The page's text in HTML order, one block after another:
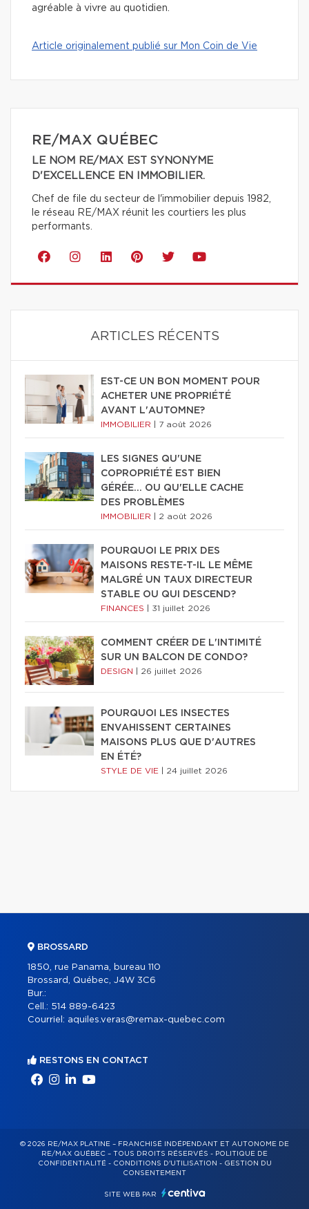
agréable à vivre au quotidien.
Article originalement publié sur Mon Coin de Vie
RE/MAX QUÉBEC
LE NOM RE/MAX EST SYNONYME
D'EXCELLENCE EN IMMOBILIER.
Chef de file du secteur de l'immobilier depuis 1982,
le réseau RE/MAX réunit les courtiers les plus
performants.
ARTICLES RÉCENTS
EST-CE UN BON MOMENT POUR
ACHETER UNE PROPRIÉTÉ
AVANT L'AUTOMNE?
IMMOBILIER 7 août 2026
LES SIGNES QU'UNE
COPROPRIÉTÉ EST BIEN
GÉRÉE… OU QU'ELLE CACHE
DES PROBLÈMES
IMMOBILIER 2 août 2026
POURQUOI LE PRIX DES
MAISONS RESTE-T-IL LE MÊME
MALGRÉ UN TAUX DIRECTEUR
STABLE OU QUI DESCEND?
FINANCES 31 juillet 2026
COMMENT CRÉER DE L'INTIMITÉ
SUR UN BALCON DE CONDO?
DESIGN 26 juillet 2026
POURQUOI LES INSECTES
ENVAHISSENT CERTAINES
MAISONS PLUS QUE D'AUTRES
EN ÉTÉ?
STYLE DE VIE 24 juillet 2026
BROSSARD
1850, rue Panama, bureau 110
Brossard, Québec, J4W 3C6
Bur.:
Cell.: 514 889-6423
Courriel: aquiles.veras@remax-quebec.com
RESTONS EN CONTACT
© 2026 RE/MAX PLATINE – FRANCHISÉ INDÉPENDANT ET AUTONOME DE
RE/MAX QUÉBEC – TOUS DROITS RÉSERVÉS - POLITIQUE DE
CONFIDENTIALITÉ- CONDITIONS D'UTILISATION - GESTION DU
CONSENTEMENT
SITE WEB PAR